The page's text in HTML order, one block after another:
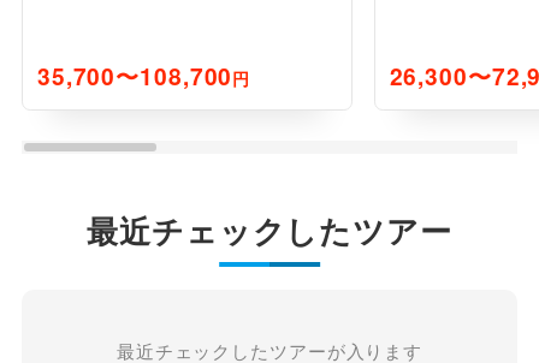
35,700〜108,700円 26,300〜
最近チェックしたツアー
最近チェックしたツアーが入ります